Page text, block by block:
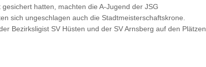
hatten, machten die A-Jugend der JSG
sich ungeschlagen auch die Stadtmeisterschaftskrone.
Bezirksligist SV Hüsten und der SV Arnsberg auf den Plätzen